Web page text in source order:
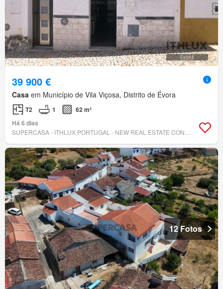
39 900 €
Casa em Município de Vila Viçosa, Distrito de Évora
T2 1
62 m²
Há 6 dias
12 Fotos